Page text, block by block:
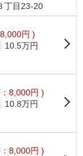
丁目23-20
円 )
10.5万円
8,000円 )
10.8万円
8,000円 )